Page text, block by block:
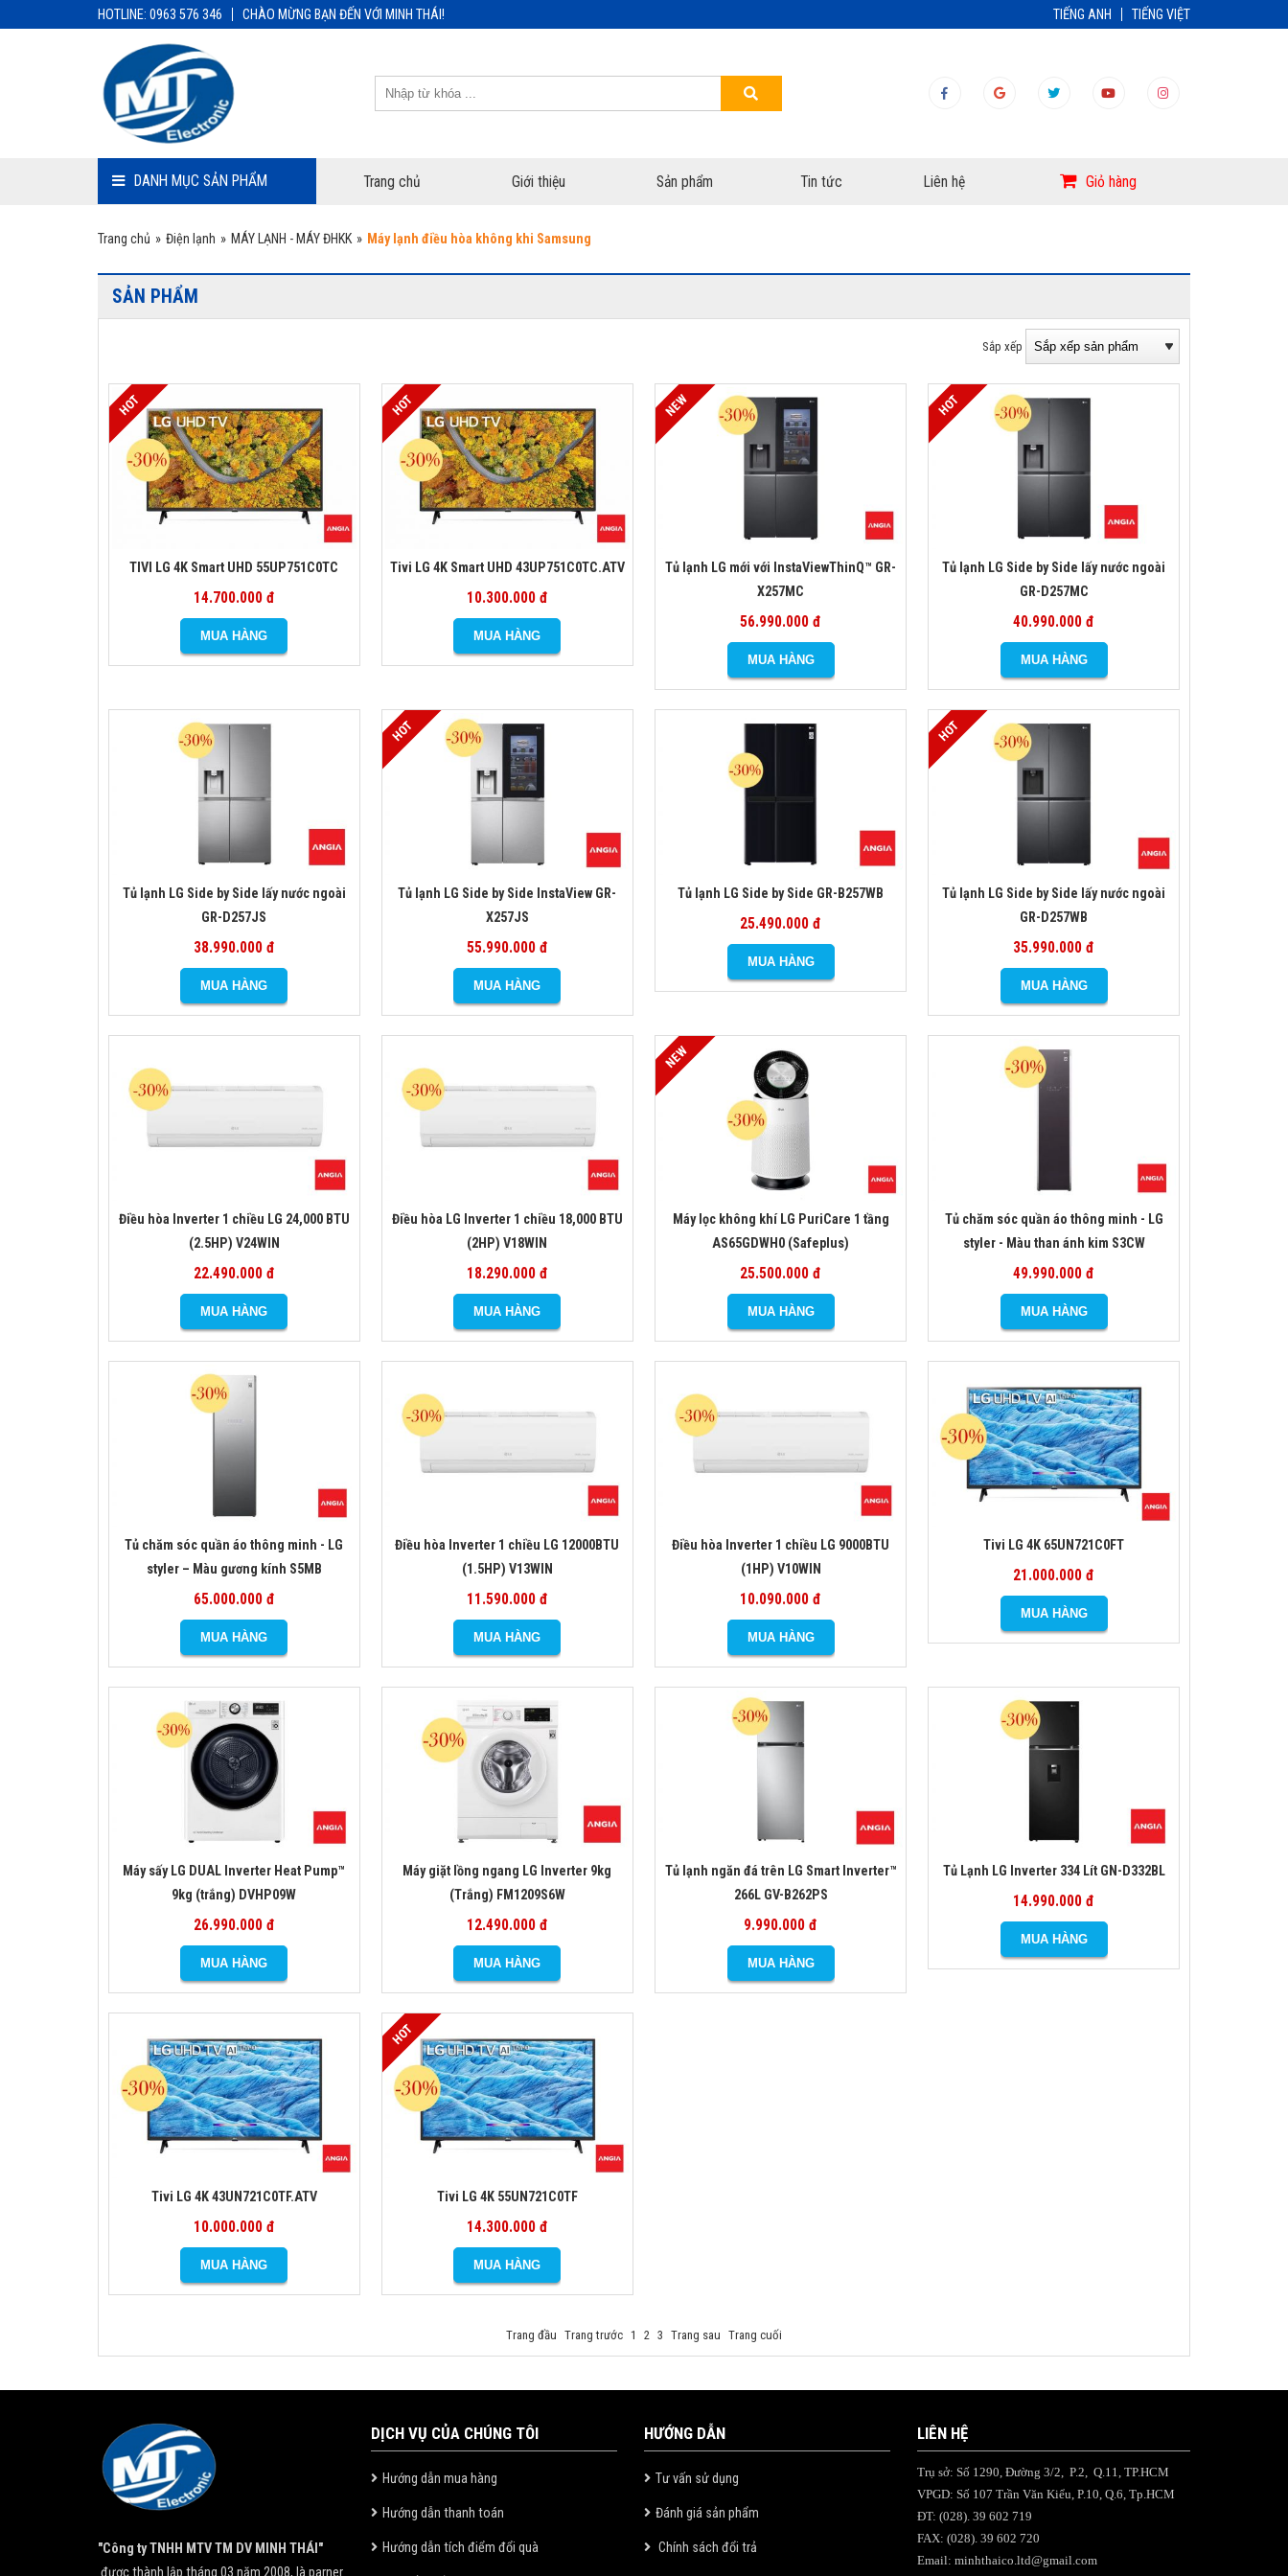
HOTLINE: 0963 576 346 CHÀO MỪNG BẠN ĐẾN VỚI MINH THÁI! TIẾNG ANH TIẾNG VIỆT
DANH MỤC SẢN PHẨM Trang chủ Giới thiệu Sản phẩm Tin tức Liên hệ Giỏ hàng
Trang chủ » Điện lạnh » MÁY LẠNH - MÁY ĐHKK » Máy lạnh điều hòa không khi Samsung
SẢN PHẨM
Sắp xếp
TIVI LG 4K Smart UHD 55UP751C0TC
14.700.000 đ
Tivi LG 4K Smart UHD 43UP751C0TC.ATV
10.300.000 đ
Tủ lạnh LG mới với InstaViewThinQ™ GR-
X257MC
56.990.000 đ
Tủ lạnh LG Side by Side lấy nước ngoài
GR-D257MC
40.990.000 đ
Tủ lạnh LG Side by Side lấy nước ngoài
GR-D257JS
38.990.000 đ
Tủ lạnh LG Side by Side InstaView GR-
X257JS
55.990.000 đ
Tủ lạnh LG Side by Side GR-B257WB
25.490.000 đ
Tủ lạnh LG Side by Side lấy nước ngoài
GR-D257WB
35.990.000 đ
Điều hòa Inverter 1 chiều LG 24,000 BTU
(2.5HP) V24WIN
22.490.000 đ
Điều hòa LG Inverter 1 chiều 18,000 BTU
(2HP) V18WIN
18.290.000 đ
Máy lọc không khí LG PuriCare 1 tầng
AS65GDWH0 (Safeplus)
25.500.000 đ
Tủ chăm sóc quần áo thông minh - LG
styler - Màu than ánh kim S3CW
49.990.000 đ
Tủ chăm sóc quần áo thông minh - LG
styler – Màu gương kính S5MB
65.000.000 đ
Điều hòa Inverter 1 chiều LG 12000BTU
(1.5HP) V13WIN
11.590.000 đ
Điều hòa Inverter 1 chiều LG 9000BTU
(1HP) V10WIN
10.090.000 đ
Tivi LG 4K 65UN721C0FT
21.000.000 đ
Máy sấy LG DUAL Inverter Heat Pump™
9kg (trắng) DVHP09W
26.990.000 đ
Máy giặt lồng ngang LG Inverter 9kg
(Trắng) FM1209S6W
12.490.000 đ
Tủ lạnh ngăn đá trên LG Smart Inverter™
266L GV-B262PS
9.990.000 đ
Tủ Lạnh LG Inverter 334 Lít GN-D332BL
14.990.000 đ
Tivi LG 4K 43UN721C0TF.ATV
10.000.000 đ
Tivi LG 4K 55UN721C0TF
14.300.000 đ
Trang đầu Trang trước 1 2 3 Trang sau Trang cuối
"Công ty TNHH MTV TM DV MINH THÁI"
được thành lập tháng 03 năm 2008, là parner
DỊCH VỤ CỦA CHÚNG TÔI
Hướng dẫn mua hàng
Hướng dẫn thanh toán
Hướng dẫn tích điểm đổi quà
HƯỚNG DẪN
Tư vấn sử dụng
Đánh giá sản phẩm
Chính sách đổi trả
LIÊN HỆ
Trụ sở: Số 1290, Đường 3/2, P.2, Q.11, TP.HCM
VPGD: Số 107 Trần Văn Kiểu, P.10, Q.6, Tp.HCM
ĐT: (028). 39 602 719
FAX: (028). 39 602 720
Email: minhthaico.ltd@gmail.com